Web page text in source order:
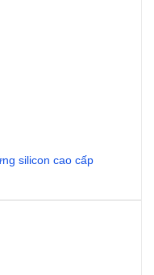
silicon cao cấp